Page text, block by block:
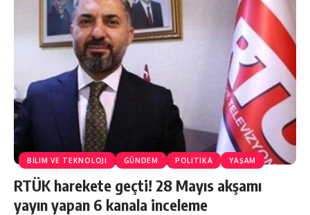
BİLİM VE TEKNOLOJİ GÜNDEM POLİTİKA YAŞAM
RTÜK harekete geçti! 28 Mayıs akşamı
yayın yapan 6 kanala inceleme